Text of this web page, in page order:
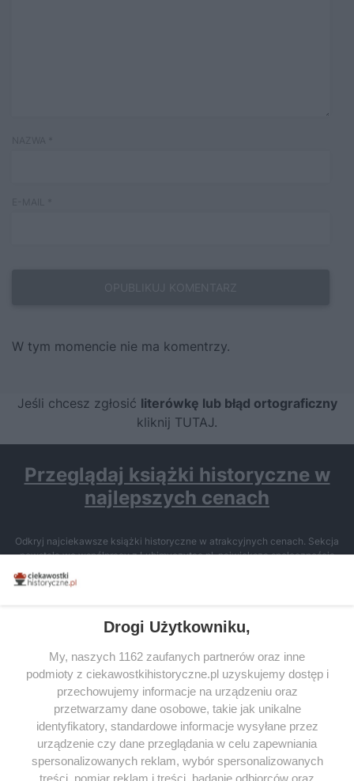
W tym momencie nie ma komentrzy.
Jeśli chcesz zgłosić literówkę lub błąd ortograficzny
kliknij TUTAJ.
Przeglądaj książki historyczne w
najlepszych cenach
Odkryj najciekawsze książki historyczne w atrakcyjnych cenach. Sekcja
powstała we współpracy z Lubimyczytac.pl, największą społecznością
miłośników literatury w Polsce – dzięki temu możesz wybierać spośród
tytułów najwyżej ocenianych przez czytelników.
SERWIS
SPOŁECZNOŚĆ
WSPÓŁPRACA
Drogi Użytkowniku,
My, naszych 1162 zaufanych partnerów oraz inne
podmioty z ciekawostkihistoryczne.pl uzyskujemy dostęp i
przechowujemy informacje na urządzeniu oraz
przetwarzamy dane osobowe, takie jak unikalne
identyfikatory, standardowe informacje wysyłane przez
urządzenie czy dane przeglądania w celu zapewniania
spersonalizowanych reklam, wybór spersonalizowanych
treści, pomiar reklam i treści, badanie odbiorców oraz